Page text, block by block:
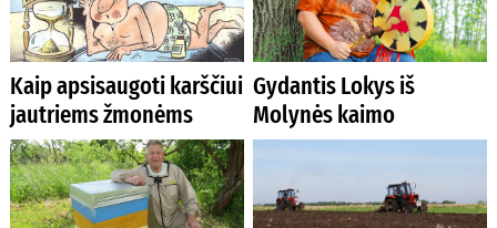
Kaip apsisaugoti karščiui
jautriems žmonėms
Gydantis Lokys iš
Molynės kaimo